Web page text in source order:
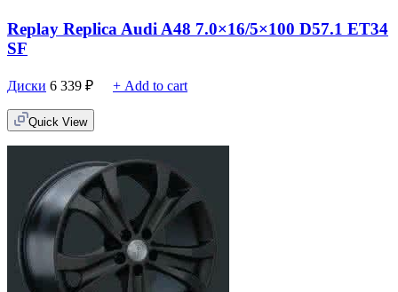
Replay Replica Audi A48 7.0×16/5×100 D57.1 ET34
SF
Диски 6 339 ₽ + Add to cart
Quick View